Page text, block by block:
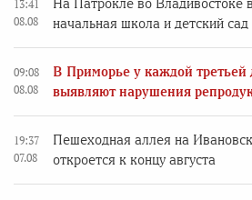
13:41
08.08
На Патрокле во Владивостоке
начальная школа и детский сад
09:08
08.08
В Приморье у каждой третьей
выявляют нарушения
19:37
07.08
Пешеходная аллея на
откроется к концу августа